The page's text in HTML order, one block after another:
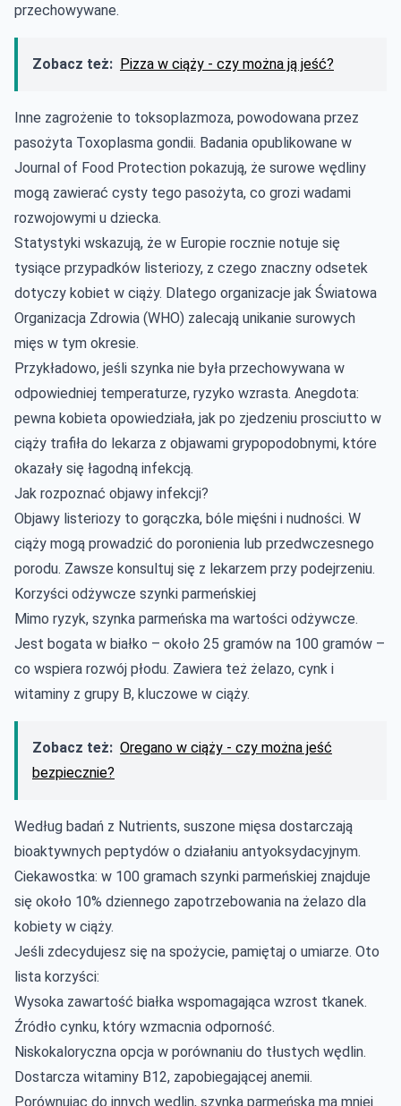
przechowywane.
Zobacz też: Pizza w ciąży - czy można ją jeść?
Inne zagrożenie to toksoplazmoza, powodowana przez
pasożyta Toxoplasma gondii. Badania opublikowane w
Journal of Food Protection pokazują, że surowe wędliny
mogą zawierać cysty tego pasożyta, co grozi wadami
rozwojowymi u dziecka.
Statystyki wskazują, że w Europie rocznie notuje się
tysiące przypadków listeriozy, z czego znaczny odsetek
dotyczy kobiet w ciąży. Dlatego organizacje jak Światowa
Organizacja Zdrowia (WHO) zalecają unikanie surowych
mięs w tym okresie.
Przykładowo, jeśli szynka nie była przechowywana w
odpowiedniej temperaturze, ryzyko wzrasta. Anegdota:
pewna kobieta opowiedziała, jak po zjedzeniu prosciutto w
ciąży trafiła do lekarza z objawami grypopodobnymi, które
okazały się łagodną infekcją.
Jak rozpoznać objawy infekcji?
Objawy listeriozy to gorączka, bóle mięśni i nudności. W
ciąży mogą prowadzić do poronienia lub przedwczesnego
porodu. Zawsze konsultuj się z lekarzem przy podejrzeniu.
Korzyści odżywcze szynki parmeńskiej
Mimo ryzyk, szynka parmeńska ma wartości odżywcze.
Jest bogata w białko – około 25 gramów na 100 gramów –
co wspiera rozwój płodu. Zawiera też żelazo, cynk i
witaminy z grupy B, kluczowe w ciąży.
Zobacz też: Oregano w ciąży - czy można jeść
bezpiecznie?
Według badań z Nutrients, suszone mięsa dostarczają
bioaktywnych peptydów o działaniu antyoksydacyjnym.
Ciekawostka: w 100 gramach szynki parmeńskiej znajduje
się około 10% dziennego zapotrzebowania na żelazo dla
kobiety w ciąży.
Jeśli zdecydujesz się na spożycie, pamiętaj o umiarze. Oto
lista korzyści:
Wysoka zawartość białka wspomagająca wzrost tkanek.
Źródło cynku, który wzmacnia odporność.
Niskokaloryczna opcja w porównaniu do tłustych wędlin.
Dostarcza witaminy B12, zapobiegającej anemii.
Porównując do innych wędlin, szynka parmeńska ma mniej